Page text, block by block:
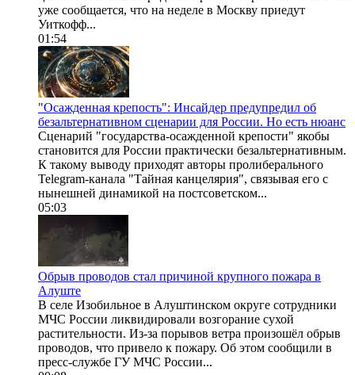
уже сообщается, что на неделе в Москву приедут
Уиткофф...
01:54
"Осажденная крепость": Инсайдер предупредил об
безальтернативном сценарии для России. Но есть нюанс
Сценарий "государства-осажденной крепости" якобы
становится для России практически безальтернативным.
К такому выводу приходят авторы пролиберального
Telegram-канала "Тайная канцелярия", связывая его с
нынешней динамикой на постсоветском...
05:03
Обрыв проводов стал причиной крупного пожара в
Алуште
В селе Изобильное в Алуштинском округе сотрудники
МЧС России ликвидировали возгорание сухой
растительности. Из-за порывов ветра произошёл обрыв
проводов, что привело к пожару. Об этом сообщили в
пресс-службе ГУ МЧС России...